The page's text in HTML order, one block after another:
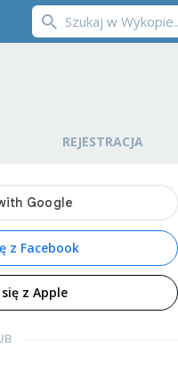
REJESTRACJA
z Facebook
z Apple